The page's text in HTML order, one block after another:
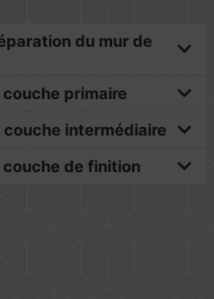
du mur de
primaire
intermédiaire
de finition